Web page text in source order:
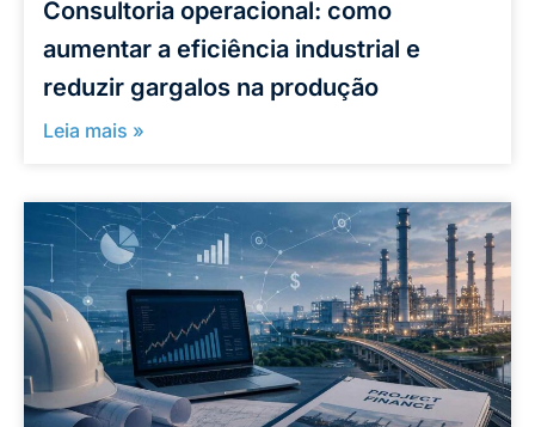
Consultoria operacional: como
aumentar a eficiência industrial e
reduzir gargalos na produção
Leia mais »